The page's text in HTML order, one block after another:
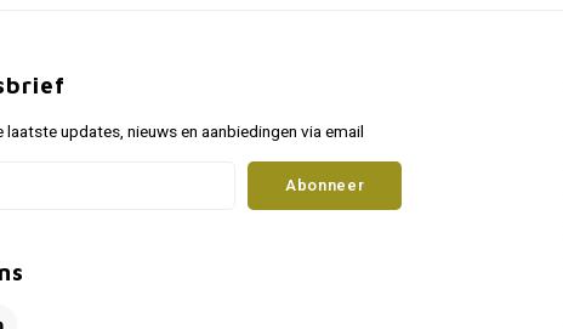
laatste updates, nieuws en aanbiedingen via email
Abonneer